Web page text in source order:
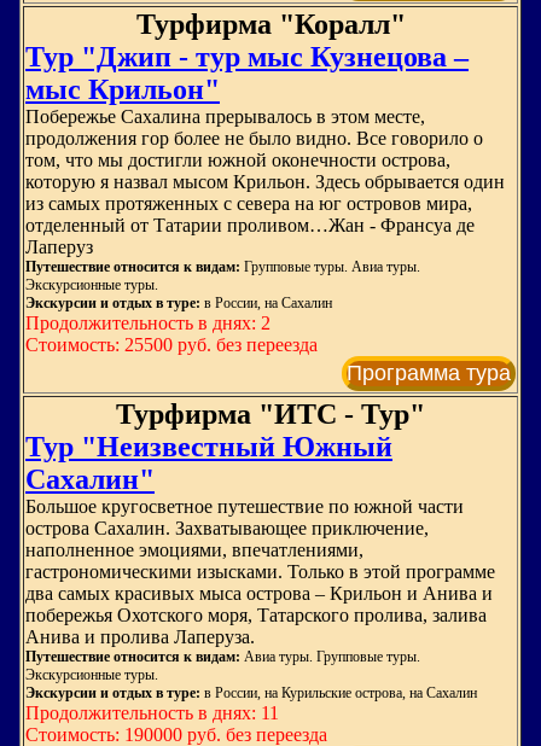
Турфирма "Коралл"
Тур "Джип - тур мыс Кузнецова –
мыс Крильон"
Побережье Сахалина прерывалось в этом месте,
продолжения гор более не было видно. Все говорило о
том, что мы достигли южной оконечности острова,
которую я назвал мысом Крильон. Здесь обрывается один
из самых протяженных с севера на юг островов мира,
отделенный от Татарии проливом…Жан - Франсуа де
Лаперуз
Путешествие относится к видам: Групповые туры. Авиа туры.
Экскурсионные туры.
Экскурсии и отдых в туре: в России, на Сахалин
Продолжительность в днях: 2
Стоимость: 25500 руб. без переезда
Программа тура
Турфирма "ИТС - Тур"
Тур "Неизвестный Южный
Сахалин"
Большое кругосветное путешествие по южной части
острова Сахалин. Захватывающее приключение,
наполненное эмоциями, впечатлениями,
гастрономическими изысками. Только в этой программе
два самых красивых мыса острова – Крильон и Анива и
побережья Охотского моря, Татарского пролива, залива
Анива и пролива Лаперуза.
Путешествие относится к видам: Авиа туры. Групповые туры.
Экскурсионные туры.
Экскурсии и отдых в туре: в России, на Курильские острова, на Сахалин
Продолжительность в днях: 11
Стоимость: 190000 руб. без переезда